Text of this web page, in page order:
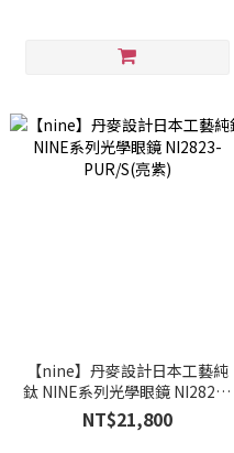
【nine】丹麥設計日本工藝純
鈦 NINE系列光學眼鏡 NI2823-
PUR/S(亮紫)
NT$21,800